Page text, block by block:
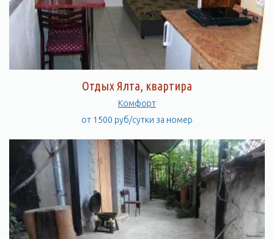
Отдых Ялта, квартира
Комфорт
от 1500 руб/сутки за номер